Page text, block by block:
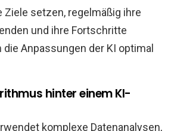
Ziele setzen, regelmäßig ihre
und ihre Fortschritte
Anpassungen der KI optimal
hinter einem KI-
komplexe Datenanalysen,